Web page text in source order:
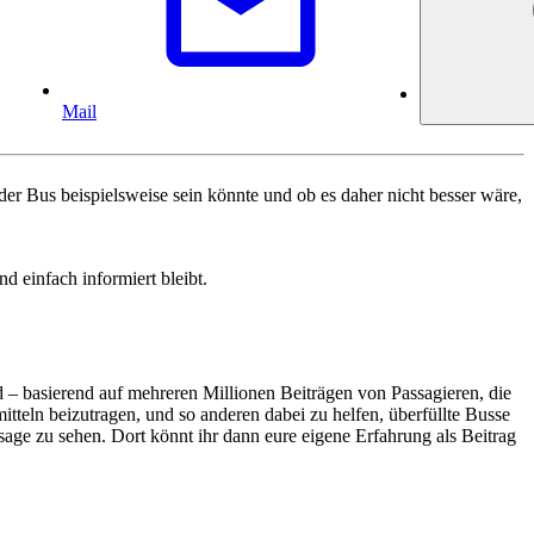
Mail
beispielsweise sein könnte und ob es daher nicht besser wäre,
einfach informiert bleibt.
auf mehreren Millionen Beiträgen von Passagieren, die
beizutragen, und so anderen dabei zu helfen, überfüllte Busse
zu sehen. Dort könnt ihr dann eure eigene Erfahrung als Beitrag